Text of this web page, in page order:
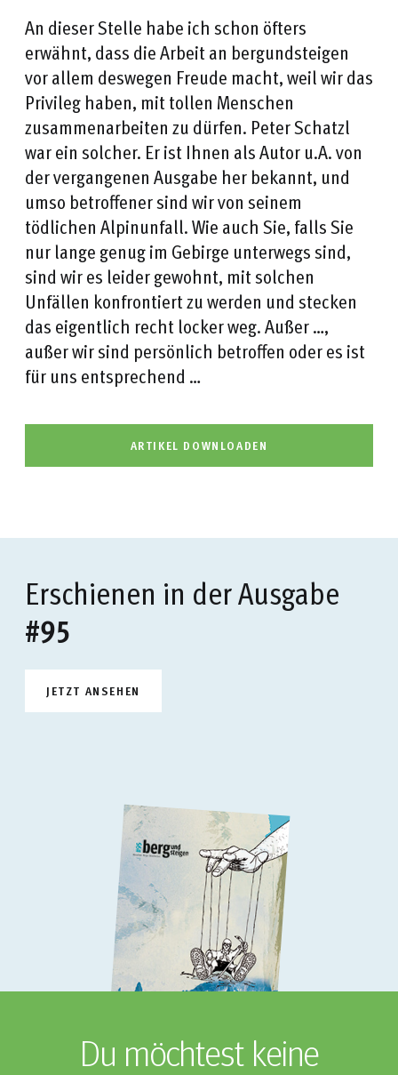
An dieser Stelle habe ich schon öfters
erwähnt, dass die Arbeit an bergundsteigen
vor allem deswegen Freude macht, weil wir das
Privileg haben, mit tollen Menschen
zusammenarbeiten zu dürfen. Peter Schatzl
war ein solcher. Er ist Ihnen als Autor u.A. von
der vergangenen Ausgabe her bekannt, und
umso betroffener sind wir von seinem
tödlichen Alpinunfall. Wie auch Sie, falls Sie
nur lange genug im Gebirge unterwegs sind,
sind wir es leider gewohnt, mit solchen
Unfällen konfrontiert zu werden und stecken
das eigentlich recht locker weg. Außer …,
außer wir sind persönlich betroffen oder es ist
für uns entsprechend …
ARTIKEL DOWNLOADEN
Erschienen in der Ausgabe
#95
JETZT ANSEHEN
Du möchtest keine